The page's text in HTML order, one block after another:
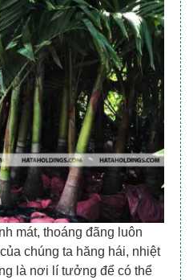
mát, thoáng đãng luôn
chúng ta hăng hái, nhiệt
là nơi lí tưởng để có thể